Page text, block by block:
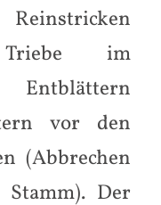
im
vor den
(Abbrechen
Der